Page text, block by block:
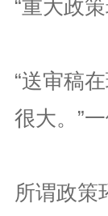
“重大政
“送审稿
很大。”
所谓政策